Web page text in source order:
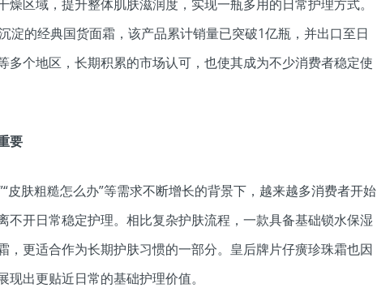
燥区域，提升整体肌肤滋润度，实现一瓶多用的日常护理方式。
淀的经典国货面霜，该产品累计销量已突破1亿瓶，并出口至日
多个地区，长期积累的市场认可，也使其成为不少消费者稳定使
要
皮肤粗糙怎么办”等需求不断增长的背景下，越来越多消费者开始
不开日常稳定护理。相比复杂护肤流程，一款具备基础锁水保湿
，更适合作为长期护肤习惯的一部分。皇后牌片仔癀珍珠霜也因
出更贴近日常的基础护理价值。